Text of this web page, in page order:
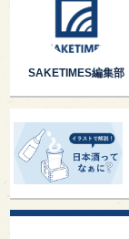
SAKETIMES編集部